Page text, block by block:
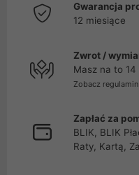
Gwarancja
12 miesiące
Zwrot /
Masz na to 14
Zobacz regulamin
Zapłać za
BLIK, BLIK
Raty, Kartą,